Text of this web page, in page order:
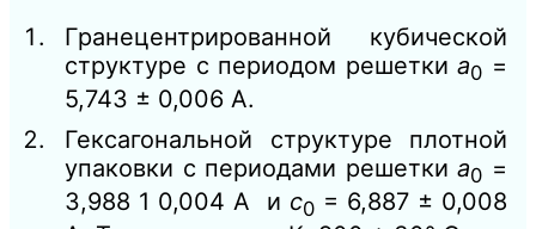
Гранецентрированной кубической
структуре с периодом решеткиа0 =
5,743 ± 0,006 А.
Гексагональной структуре плотной
упаковки с периодами решеткиа0 =
3,988 1 0,004 А и с0 = 6,887 ± 0,008